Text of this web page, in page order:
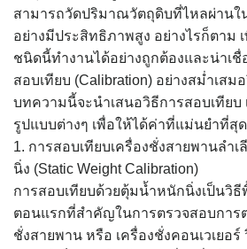
สามารถวัดปริมาณวัตถุดิบที่ไหลผ่านใ
อย่างมีประสิทธิภาพสูง อย่างไรก็ตาม
ชนิดนี้ทำงานได้อย่างถูกต้องและน่าเชื่
สอบเทียบ (Calibration) อย่างสม่ำเสม
บทความนี้จะนำเสนอวิธีการสอบเทียบ
รูปแบบต่างๆ เพื่อให้ได้ค่าที่แม่นยำที่สุด
1. การสอบเทียบเครื่องชั่งสายพานลำ
นิ่ง (Static Weight Calibration)
การสอบเทียบด้วยตุ้มน้ำหนักนิ่งเป็นวิ
ตอนแรกที่สำคัญในการตรวจสอบการ
ชั่งสายพาน หรือ เครื่องชั่งคอนเวเยอ